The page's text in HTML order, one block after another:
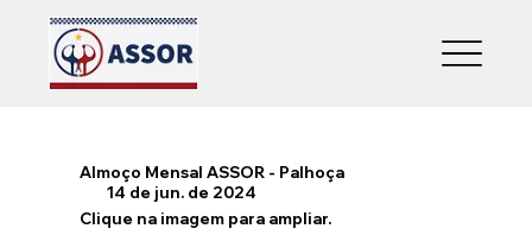
Almoço Mensal ASSOR - Palhoça
14 de jun. de 2024
Clique na imagem para ampliar.